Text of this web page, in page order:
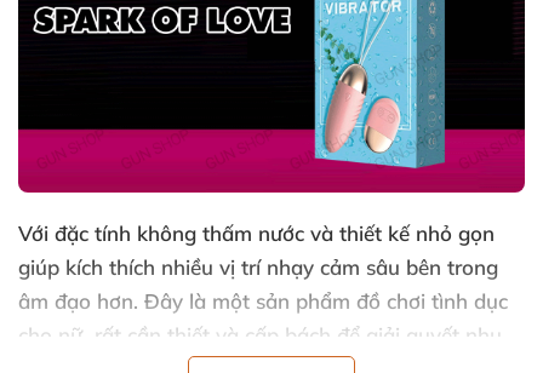
Với đặc tính không thấm nước và thiết kế nhỏ gọn
giúp kích thích nhiều vị trí nhạy cảm sâu bên trong
âm đạo hơn. Đây là một sản phẩm đồ chơi tình dục
cho nữ rất cần thiết và cấp bách để giải quyết nhu